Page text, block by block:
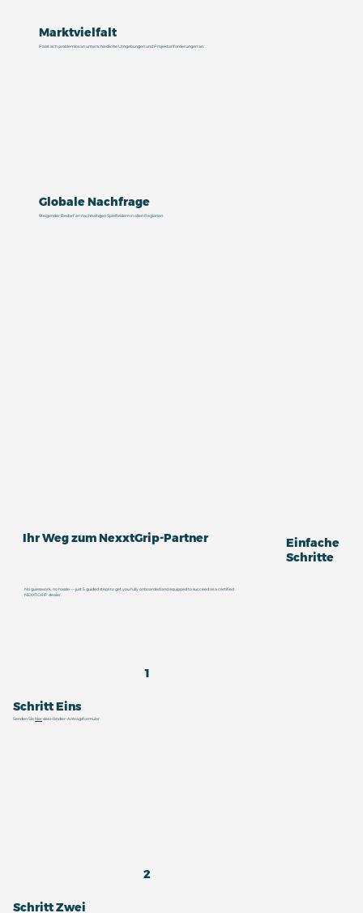
Marktvielfalt
Passt sich problemlos an unterschiedliche Umgebungen und Projektanforderungen an.
Globale Nachfrage
Steigender Bedarf an nachhaltigen Spielfeldern in allen Regionen.
1
Schritt Eins
Senden Siehierdas Händler-Antragsformular
2
Schritt Zwei
Ihr Weg zum NexxtGrip-Partner
Einfache
Schritte
No guesswork, no hassle — just 5 guided steps to get you fully onboarded and equipped to succeed as a certified
NEXXTGRIP dealer.